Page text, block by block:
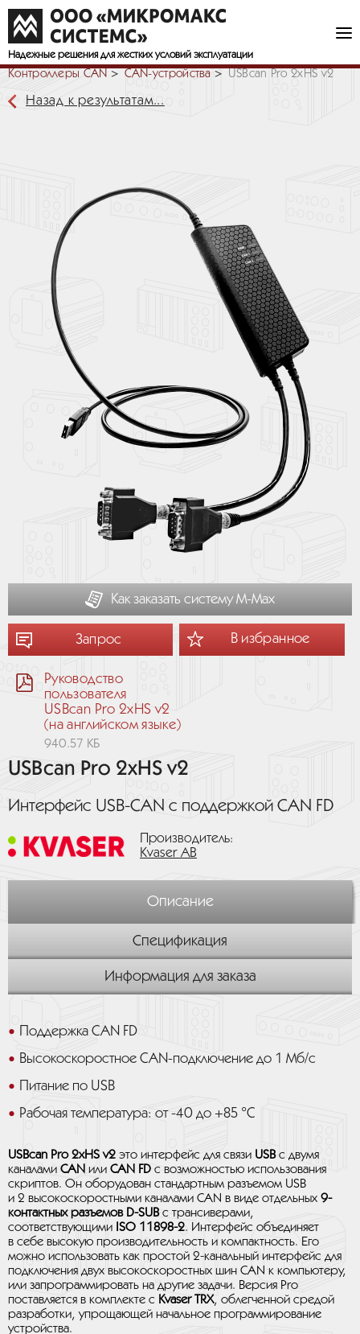
Надежные решения для жестких условий эксплуатации
Контроллеры CAN СAN-устройства USBcan Pro 2xHS v2
Назад к результатам...
Как заказать систему М-Мах
Запрос В избранное
Руководство
пользователя
USBcan Pro 2xHS v2
(на английском языке)
940.57 КБ
USBcan Pro 2xHS v2
Интерфейс USB-CAN с поддержкой CAN FD
Производитель:
Kvaser AB
Описание
Спецификация
Информация для заказа
Поддержка CAN FD
Высокоскоростное CAN-подключение до 1 Мб/с
Питание по USB
Рабочая температура: от -40 до +85 °C
USBcan Pro 2xHS v2 это интерфейс для связи USBс двумя
каналами CAN или CAN FD с возможностью использования
скриптов. Он оборудован стандартным разъемом USB
и 2 высокоскоростными каналами CAN в виде отдельных 9-
контактных разъемов D-SUBс трансиверами,
соответствующими ISO 11898-2. Интерфейс объединяет
в себе высокую производительность и компактность. Его
можно использовать как простой 2-канальный интерфейс для
подключения двух высокоскоростных шин CAN к компьютеру,
или запрограммировать на другие задачи. Версия Pro
поставляется в комплекте с Kvaser TRX, облегченной средой
разработки, упрощающей начальное программирование
устройства.